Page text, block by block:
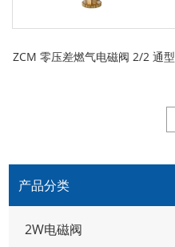
ZCM 零压差燃气电磁阀 2/2 通型
产品分类
2W电磁阀